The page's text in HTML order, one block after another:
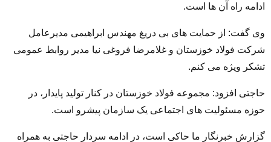
ادامه راه آن ها است.
وی گفت: از حمایت های بی دریغ مهندس ابراهیمی مدیرعامل
شرکت فولاد خوزستان و غلامرضا فروغی نیا مدیر روابط عمومی
تشکر ویژه می کنم.
حاجتی افزود: مجموعه فولاد خوزستان در کنار تولید پایدار، در
حوزه مسئولیت های اجتماعی یک سازمان پیشرو است.
گزارش خبرنگار ما حاکی است،‌ در ادامه سردار حاجتی به همراه